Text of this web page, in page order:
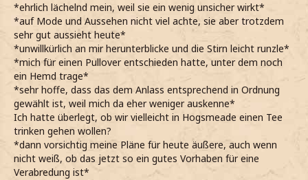
*ehrlich lächelnd mein, weil sie ein wenig unsicher wirkt*
*auf Mode und Aussehen nicht viel achte, sie aber trotzdem
sehr gut aussieht heute*
*unwillkürlich an mir herunterblicke und die Stirn leicht runzle*
*mich für einen Pullover entschieden hatte, unter dem noch
ein Hemd trage*
*sehr hoffe, dass das dem Anlass entsprechend in Ordnung
gewählt ist, weil mich da eher weniger auskenne*
Ich hatte überlegt, ob wir vielleicht in Hogsmeade einen Tee
trinken gehen wollen?
*dann vorsichtig meine Pläne für heute äußere, auch wenn
nicht weiß, ob das jetzt so ein gutes Vorhaben für eine
Verabredung ist*